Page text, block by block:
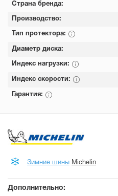
Страна бренда:
Производство:
Тип протектора:
Диаметр диска:
Индекс нагрузки:
Индекс скорости:
Гарантия:
Зимние шины Michelin
Дополнительно: